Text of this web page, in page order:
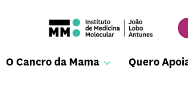
O Cancro da Mama Quero